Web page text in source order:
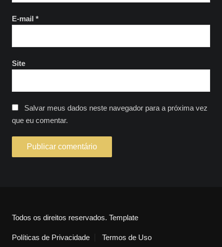
E-mail *
Site
Salvar meus dados neste navegador para a próxima vez
que eu comentar.
Todos os direitos reservados. Template
Políticas de Privacidade Termos de Uso